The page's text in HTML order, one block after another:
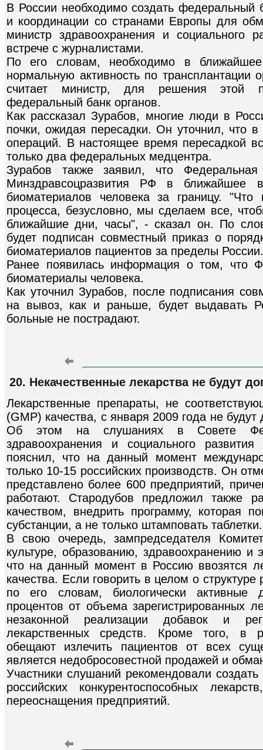
В России необходимо создать федеральный
и координации со странами Европы для
министр здравоохранения и социального
встрече с журналистами.
По его словам, необходимо в
нормальную активность по трансплантации
считает министр, для решения этой
федеральный банк органов.
Как рассказал Зурабов, многие люди в
почки, ожидая пересадки. Он уточнил, что в
операций. В настоящее время пересадкой
только два федеральных медцентра.
Зурабов также заявил, что
Минздравсоцразвития РФ в ближайшее
биоматериалов человека за границу. "Что
процесса, безусловно, мы сделаем все,
ближайшие дни, часы", - сказал он. По
будет подписан совместный приказ о
биоматериалов пациентов за пределы России.
Ранее появилась информация о том, что
биоматериалы человека.
Как уточнил Зурабов, после подписания
на вывоз, как и раньше, будет выдавать
больные не пострадают.
20. Некачественные лекарства не будут
Лекарственные препараты, не
(GMP) качества, с января 2009 года не будут
Об этом на слушаниях в Совете
здравоохранения и социального
пояснил, что на данный момент
только 10-15 российских производств. Он
представлено более 600 предприятий,
работают. Стародубов предложил также
качеством, внедрить программу, которая
субстанции, а не только штамповать таблетки.
В свою очередь, зампредседателя
культуре, образованию, здравоохранению и
что на данный момент в Россию ввозятся
качества. Если говорить в целом о
по его словам, биологически активные
процентов от объема зарегистрированных
незаконной реализации добавок и
лекарственных средств. Кроме того, в
обещают излечить пациентов от всех
является недобросовестной продажей и
Участники слушаний рекомендовали
российских конкурентоспособных
переоснащения предприятий.